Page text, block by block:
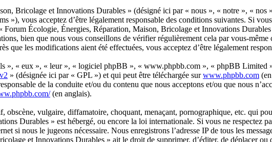
Bricolage et Innovations Durables » (désigné ici par « nous », « notre », «
vous acceptez d’être légalement responsable des conditions suivantes. Si vous
Forum Écologie, Énergies, Réparation, Maison, Bricolage et Innovations
bien que nous vous conseillons de vérifier régulièrement cela par vous-
que les modifications aient été effectuées, vous acceptez d’être légalement
», « eux », « leur », « logiciel phpBB », « www.phpbb.com », « phpBB Limited
» (désignée ici par « GPL ») et qui peut être téléchargée surwww.phpbb.com
de la conduite et/ou du contenu que nous acceptons et/ou que nous
(en anglais).
obscène, vulgaire, diffamatoire, choquant, menaçant, pornographique, etc. qui
Durables » est hébergé, ou encore la loi internationale. Si vous ne respectez
si nous le jugeons nécessaire. Nous enregistrons l’adresse IP de tous les
et Innovations Durables » ait le droit de supprimer, d’éditer, de déplacer